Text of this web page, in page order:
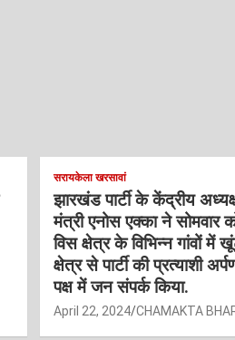
सरायकेला खरसावां
झारखंड पार्टी के केंद्रीय
मंत्री एनोस एक्का ने सोमवार
विस क्षेत्र के विभिन्न गांवों में
क्षेत्र से पार्टी की प्रत्याशी
पक्ष में जन संपर्क किया.
April 22, 2024 CHAMAKTA